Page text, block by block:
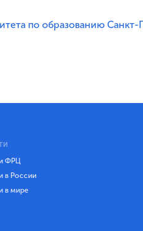
по образованию Санкт-
ФРЦ
в России
в мире